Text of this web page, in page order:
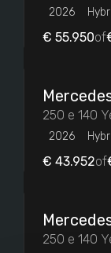
2026
€ 55.950of
250 e 140
2026
€ 43.952of
250 e 140